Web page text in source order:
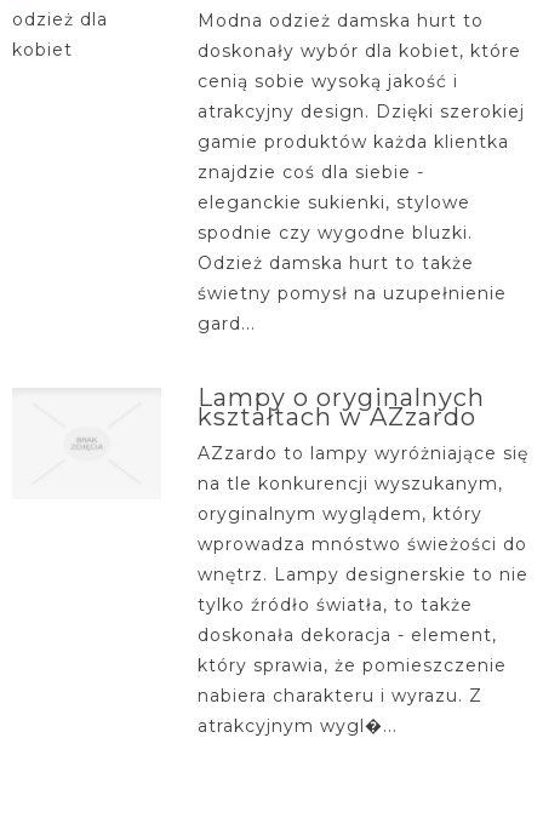
Modna odzież damska hurt to
doskonały wybór dla kobiet, które
cenią sobie wysoką jakość i
atrakcyjny design. Dzięki szerokiej
gamie produktów każda klientka
znajdzie coś dla siebie -
eleganckie sukienki, stylowe
spodnie czy wygodne bluzki.
Odzież damska hurt to także
świetny pomysł na uzupełnienie
gard...
Lampy o oryginalnych
kształtach w AZzardo
AZzardo to lampy wyróżniające się
na tle konkurencji wyszukanym,
oryginalnym wyglądem, który
wprowadza mnóstwo świeżości do
wnętrz. Lampy designerskie to nie
tylko źródło światła, to także
doskonała dekoracja - element,
który sprawia, że pomieszczenie
nabiera charakteru i wyrazu. Z
atrakcyjnym wygl�...